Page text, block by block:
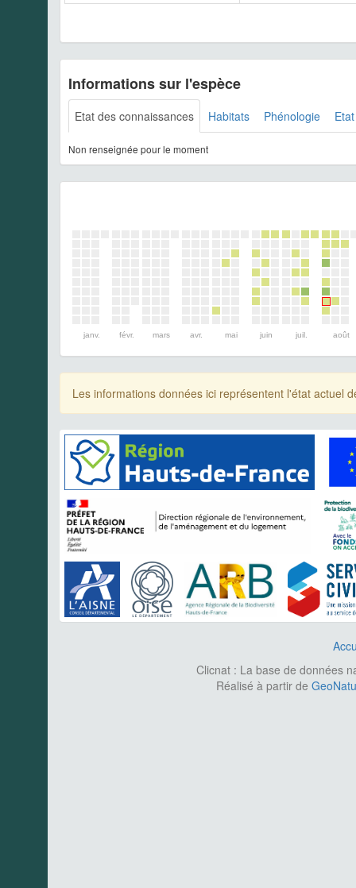
Informations sur l'espèce
Etat des connaissances Habitats Phénologie
Non renseignée pour le moment
janv. févr. mars avr. mai juin juil. août
Les informations données ici représentent l'état actuel
Clicnat : La base de données
Réalisé à partir de